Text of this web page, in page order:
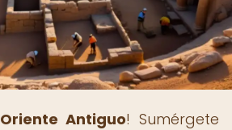
Oriente Antiguo! Sumérgete